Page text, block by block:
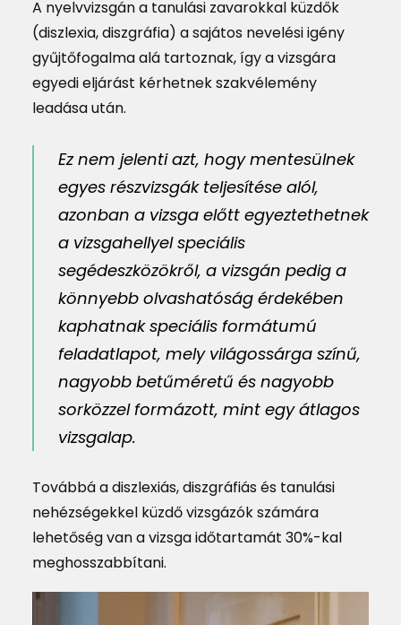
A nyelvvizsgán a tanulási zavarokkal küzdők
(diszlexia, diszgráfia) a sajátos nevelési igény
gyűjtőfogalma alá tartoznak, így a vizsgára
egyedi eljárást kérhetnek szakvélemény
leadása után.
Ez nem jelenti azt, hogy mentesülnek
egyes részvizsgák teljesítése alól,
azonban a vizsga előtt egyeztethetnek
a vizsgahellyel speciális
segédeszközökről, a vizsgán pedig a
könnyebb olvashatóság érdekében
kaphatnak speciális formátumú
feladatlapot, mely világossárga színű,
nagyobb betűméretű és nagyobb
sorközzel formázott, mint egy átlagos
vizsgalap.
Továbbá a diszlexiás, diszgráfiás és tanulási
nehézségekkel küzdő vizsgázók számára
lehetőség van a vizsga időtartamát 30%-kal
meghosszabbítani.